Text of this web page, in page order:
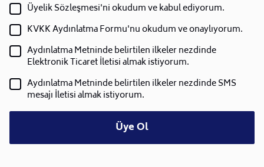
Üyelik Sözleşmesi'ni okudum ve kabul ediyorum.
KVKK Aydınlatma Formu'nu okudum ve onaylıyorum.
Aydınlatma Metninde belirtilen ilkeler nezdinde
Elektronik Ticaret İletisi almak istiyorum.
Aydınlatma Metninde belirtilen ilkeler nezdinde SMS
mesajı İletisi almak istiyorum.
Üye Ol